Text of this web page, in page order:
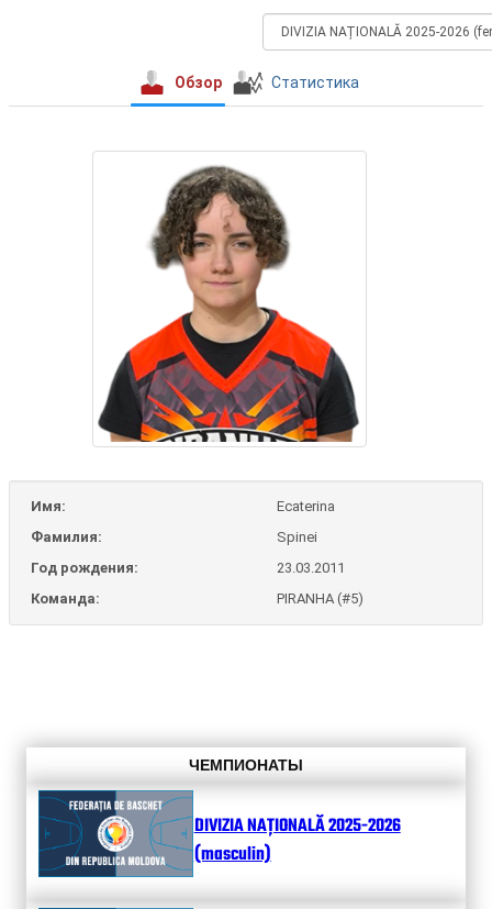
Обзор Статистика
Имя:
Ecaterina
Фамилия:
Spinei
Год рождения:
23.03.2011
Команда:
PIRANHA (#5)
ЧЕМПИОНАТЫ
DIVIZIA NAȚIONALĂ 2025-2026
(masculin)